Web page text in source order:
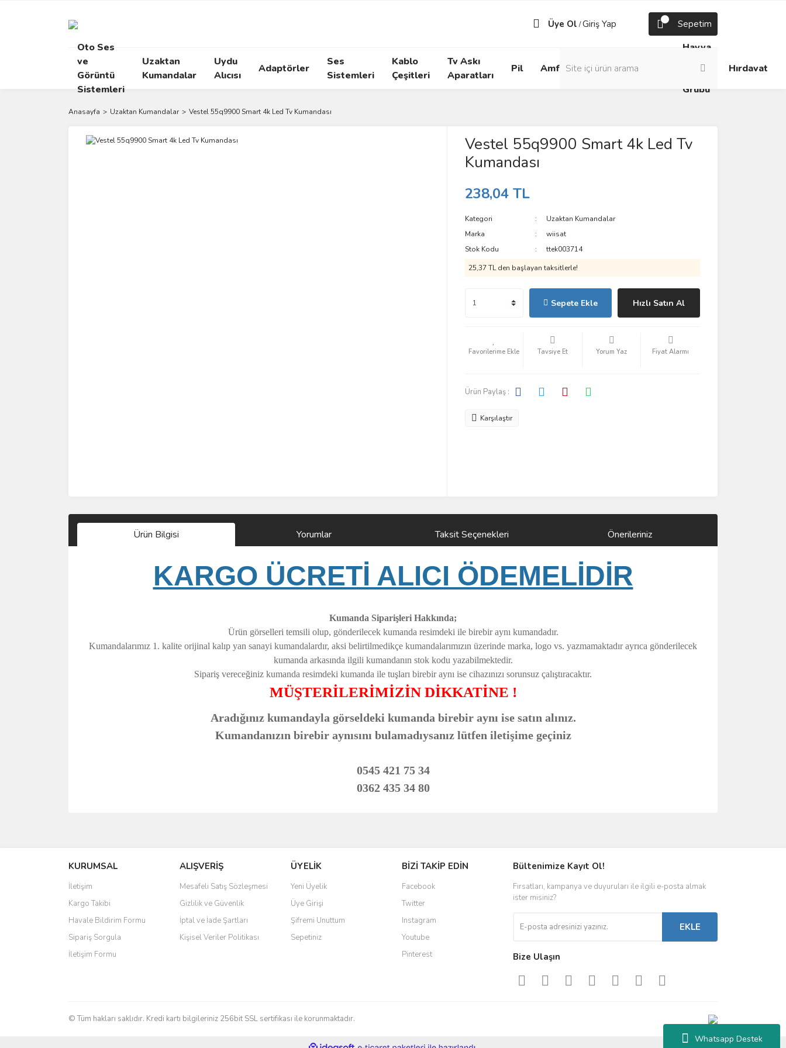
Whatsapp Destek
Üye Ol /Giriş Yap Sepetim
Oto Ses
ve
Görüntü
Sistemleri
Uzaktan
Kumandalar
Uydu
Alıcısı
Adaptörler
Ses
Sistemleri
Kablo
Çeşitleri
Tv Askı
Aparatları
Pil Amfi
Box
Prizler
Havya
Lehim
Grubu
Hırdavat
Anasayfa Uzaktan Kumandalar Vestel 55q9900 Smart 4k Led Tv Kumandası
Vestel 55q9900 Smart 4k Led Tv
Kumandası
238,04 TL
Kategori
Uzaktan Kumandalar
Marka
wiisat
Stok Kodu
ttek003714
25,37 TL den başlayan taksitlerle!
Sepete Ekle Hızlı Satın Al
Tavsiye Et Yorum Yaz Fiyat Alarmı
Ürün Paylaş :
Karşılaştır
Ürün Bilgisi Yorumlar Taksit Seçenekleri Önerileriniz
KARGO ÜCRETİ ALICI ÖDEMELİDİR
Kumanda Siparişleri Hakkında;
Ürün görselleri temsili olup, gönderilecek kumanda resimdeki ile birebir aynı kumandadır.
Kumandalarımız 1. kalite orijinal kalıp yan sanayi kumandalardır, aksi belirtilmedikçe kumandalarımızın üzerinde marka, logo vs. yazmamaktadır ayrıca gönderilecek
kumanda arkasında ilgili kumandanın stok kodu yazabilmektedir.
Sipariş vereceğiniz kumanda resimdeki kumanda ile tuşları birebir aynı ise cihazınızı sorunsuz çalıştıracaktır.
MÜŞTERİLERİMİZİN DİKKATİNE !
Aradığınız kumandayla görseldeki kumanda birebir aynı ise satın alınız.
Kumandanızın birebir aynısını bulamadıysanız lütfen iletişime geçiniz
0545 421 75 34
0362 435 34 80
Ürün resmi kalitesiz, bozuk veya görüntülenemiyor.
Ürün açıklamasında eksik bilgiler bulunuyor.
Ürün bilgilerinde hatalar bulunuyor.
Ürün fiyatı diğer sitelerden daha pahalı.
Bu ürüne benzer farklı alternatifler olmalı.
KURUMSAL
İletişim
Kargo Takibi
Havale Bildirim Formu
Sipariş Sorgula
İletişim Formu
ALIŞVERİŞ
Mesafeli Satış Sözleşmesi
Gizlilik ve Güvenlik
İptal ve İade Şartları
Kişisel Veriler Politikası
ÜYELİK
Yeni Üyelik
Üye Girişi
Şifremi Unuttum
Sepetiniz
BİZİ TAKİP EDİN
Facebook
Twitter
Instagram
Youtube
Pinterest
Bültenimize Kayıt Ol!
Fırsatları, kampanya ve duyuruları ile ilgili e-posta almak
ister misiniz?
EKLE
Bize Ulaşın
© Tüm hakları saklıdır. Kredi kartı bilgileriniz 256bit SSL sertifikası ile korunmaktadır.